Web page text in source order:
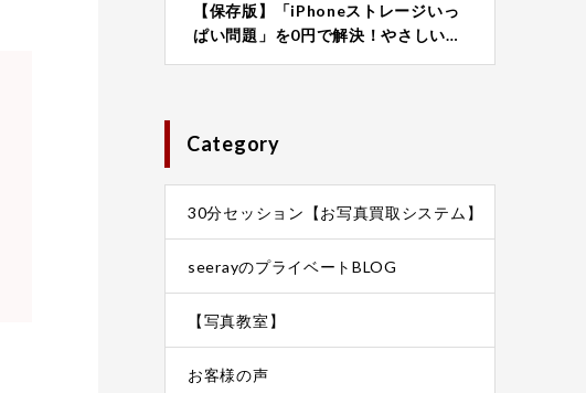
【保存版】「iPhoneストレージいっ
ぱい問題」を0円で解決！やさしい…
Category
30分セッション【お写真買取システム】
seerayのプライベートBLOG
【写真教室】
お客様の声